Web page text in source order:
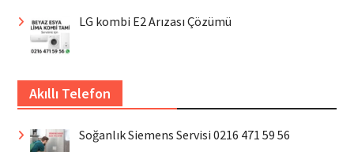
LG kombi E2 Arızası Çözümü
Akıllı Telefon
Soğanlık Siemens Servisi 0216 471 59 56